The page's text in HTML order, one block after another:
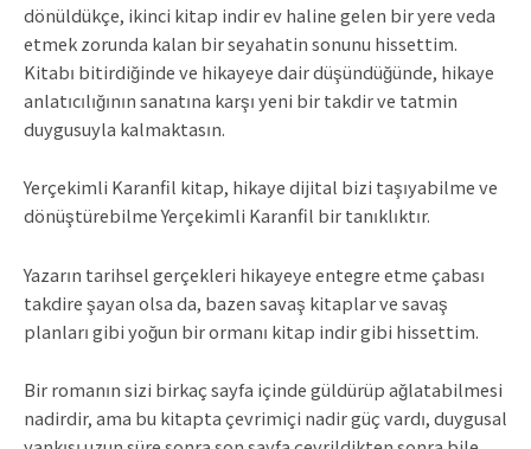
dönüldükçe, ikinci kitap indir ev haline gelen bir yere veda
etmek zorunda kalan bir seyahatin sonunu hissettim.
Kitabı bitirdiğinde ve hikayeye dair düşündüğünde, hikaye
anlatıcılığının sanatına karşı yeni bir takdir ve tatmin
duygusuyla kalmaktasın.
Yerçekimli Karanfil kitap, hikaye dijital bizi taşıyabilme ve
dönüştürebilme Yerçekimli Karanfil bir tanıklıktır.
Yazarın tarihsel gerçekleri hikayeye entegre etme çabası
takdire şayan olsa da, bazen savaş kitaplar ve savaş
planları gibi yoğun bir ormanı kitap indir gibi hissettim.
Bir romanın sizi birkaç sayfa içinde güldürüp ağlatabilmesi
nadirdir, ama bu kitapta çevrimiçi nadir güç vardı, duygusal